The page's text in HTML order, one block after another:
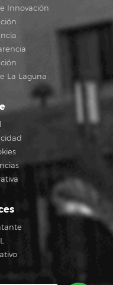
Innovación
La Laguna